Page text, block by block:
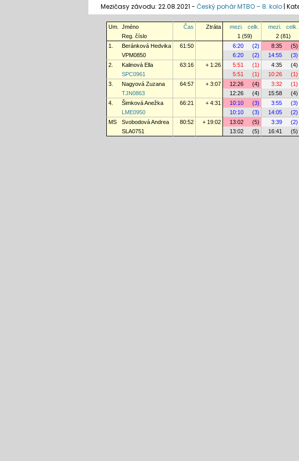
Mezičasy závodu: 22.08.2021 - Český pohár MTBO – 8. kolo |
Um. Jméno Čas Ztráta mezi. celk. mezi. celk.
Reg. číslo
1 (59) 2 (81)
1.
Beránková Hedvika 61:50 6:20 (2) 8:35 (5)
VPM0850
6:20 (2) 14:55 (3)
2.
Kalinová Ella 63:16 + 1:26 5:51 (1) 4:35 (4)
SPC0961
5:51 (1) 10:26 (1)
3.
Nagyová Zuzana 64:57 + 3:07 12:26 (4) 3:32 (1)
TJN0863
12:26 (4) 15:58 (4)
4.
Šimková Anežka 66:21 + 4:31 10:10 (3) 3:55 (3)
LME0950
10:10 (3) 14:05 (2)
MS
Svobodová Andrea 80:52 + 19:02 13:02 (5) 3:39 (2)
SLA0751
13:02 (5) 16:41 (5)